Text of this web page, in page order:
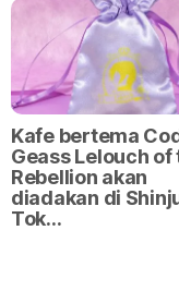
Kafe bertema
Geass Lelouch of
Rebellion akan
diadakan di
Tok…